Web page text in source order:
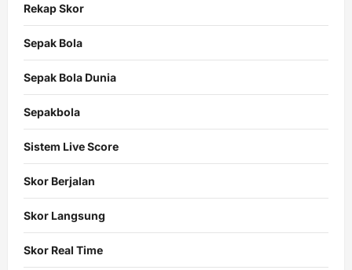
Rekap Skor
Sepak Bola
Sepak Bola Dunia
Sepakbola
Sistem Live Score
Skor Berjalan
Skor Langsung
Skor Real Time